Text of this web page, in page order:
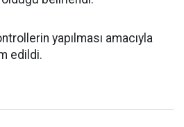
yapılması amacıyla
edildi.